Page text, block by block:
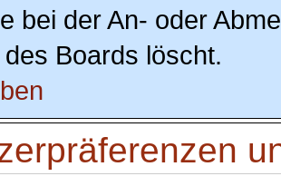
bei der An- oder
Boards löscht.